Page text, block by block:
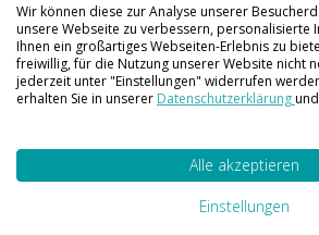
Über 40.000 Artikel auf
Lager
Wir können diese zur Analyse unserer
unsere Webseite zu verbessern, personalisierte
Ihnen ein großartiges Webseiten-Erlebnis zu
freiwillig, für die Nutzung unserer Website nicht
jederzeit unter "Einstellungen" widerrufen
erhalten Sie in unserer Datenschutzerklärungund
Alle akzeptieren
Einstellungen